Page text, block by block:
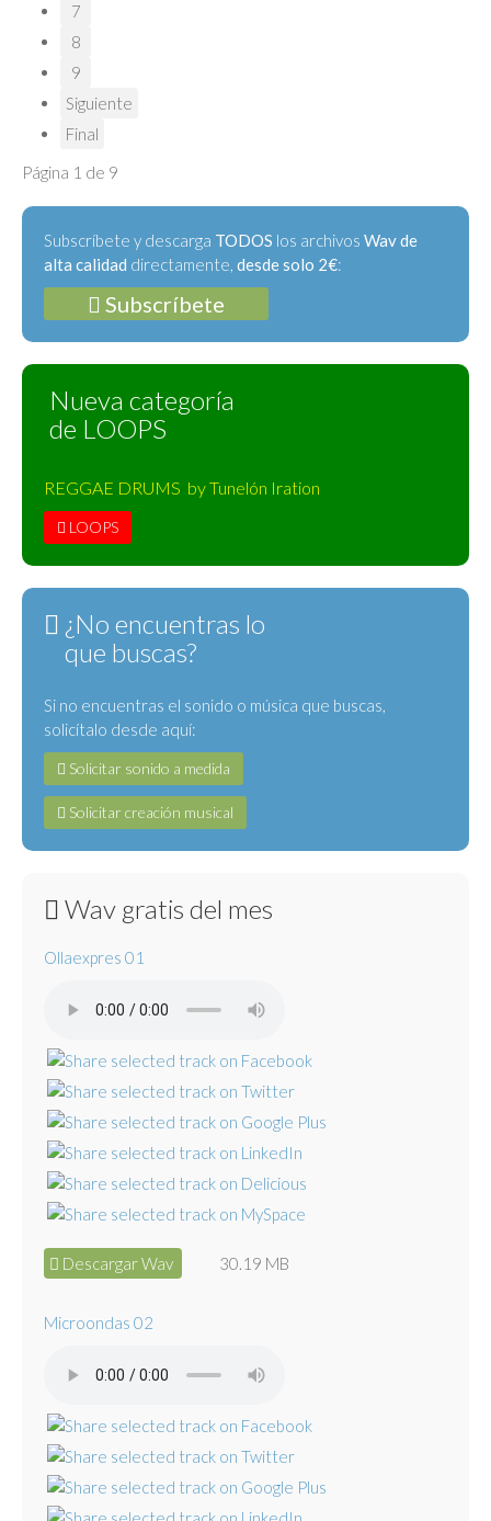
7
8
9
Siguiente
Final
Página 1 de 9
Subscríbete y descarga TODOS los archivos Wav de
alta calidad directamente, desde solo 2€:
Subscríbete
Nueva categoría
de LOOPS
REGGAE DRUMS by Tunelón Iration
LOOPS
¿No encuentras lo
que buscas?
Si no encuentras el sonido o música que buscas,
solicítalo desde aquí:
Solicitar sonido a medida
Solicitar creación musical
Wav gratis del mes
Ollaexpres 01
Descargar Wav 30.19 MB
Microondas 02